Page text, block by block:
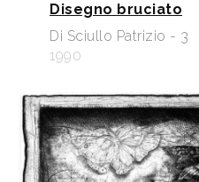
Disegno bruciato
Di Sciullo Patrizio - 3
1990